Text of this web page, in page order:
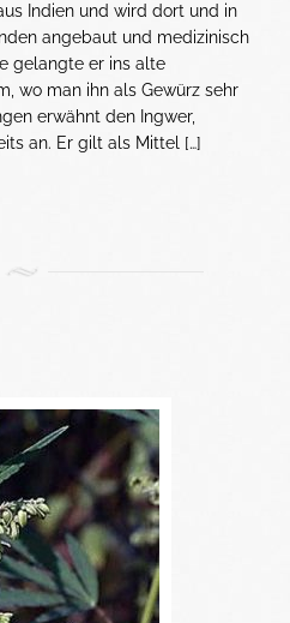
Indien und wird dort und in
angebaut und medizinisch
gelangte er ins alte
wo man ihn als Gewürz sehr
erwähnt den Ingwer,
an. Er gilt als Mittel […]